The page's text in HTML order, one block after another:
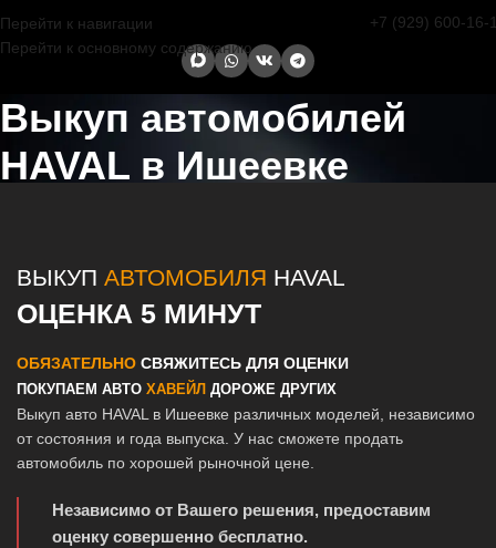
Перейти к навигации
Перейти к основному содержанию
+7 (929) 600-16-
Выкуп автомобилей
HAVAL в Ишеевке
ВЫКУП АВТОМОБИЛЯ HAVAL
ОЦЕНКА 5 МИНУТ
ОБЯЗАТЕЛЬНО СВЯЖИТЕСЬ ДЛЯ ОЦЕНКИ
ПОКУПАЕМ АВТО ХАВЕЙЛ ДОРОЖЕ ДРУГИХ
Выкуп авто HAVAL в Ишеевке различных моделей, независимо
от состояния и года выпуска. У нас сможете продать
автомобиль по хорошей рыночной цене.
Независимо от Вашего решения, предоставим
оценку совершенно бесплатно.